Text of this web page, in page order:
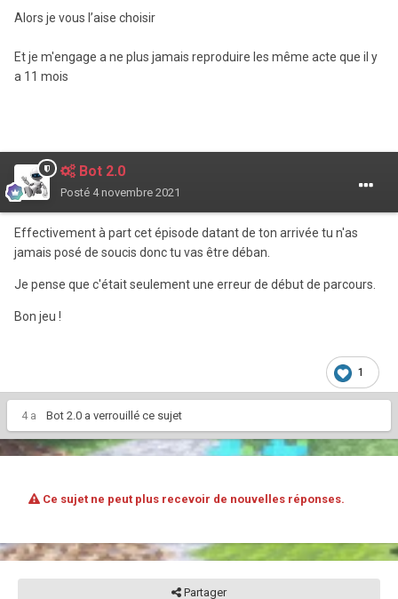
Alors je vous l’aise choisir
Et je m'engage a ne plus jamais reproduire les même acte que il y
a 11 mois
Bot 2.0
Posté 4 novembre 2021
Effectivement à part cet épisode datant de ton arrivée tu n'as
jamais posé de soucis donc tu vas être déban.
Je pense que c'était seulement une erreur de début de parcours.
Bon jeu !
1
4 a Bot 2.0 a verrouillé ce sujet
Ce sujet ne peut plus recevoir de nouvelles réponses.
Partager